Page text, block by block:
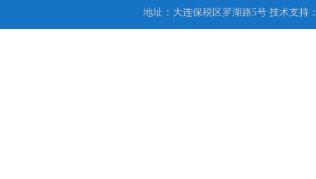
地址：大连保税区罗湖路5号 技术支持